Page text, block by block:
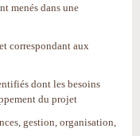
menés dans une
correspondant aux
dont les besoins
du projet
gestion, organisation,